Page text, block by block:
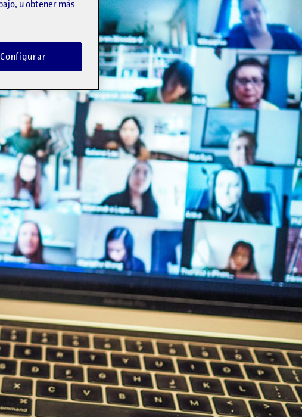
u obtener más
Configurar